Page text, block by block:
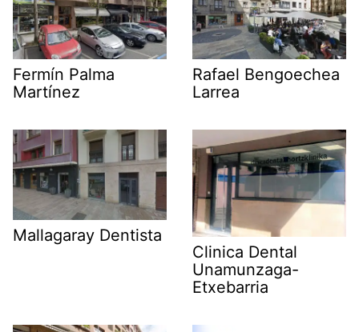
Fermín Palma
Martínez
Rafael Bengoechea
Larrea
Mallagaray Dentista
Clinica Dental
Unamunzaga-
Etxebarria